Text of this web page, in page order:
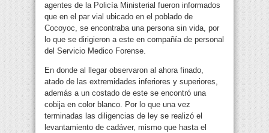
agentes de la Policía Ministerial fueron informados
que en el par vial ubicado en el poblado de
Cocoyoc, se encontraba una persona sin vida, por
lo que se dirigieron a este en compañía de personal
del Servicio Medico Forense.
En donde al llegar observaron al ahora finado,
atado de las extremidades inferiores y superiores,
además a un costado de este se encontró una
cobija en color blanco. Por lo que una vez
terminadas las diligencias de ley se realizó el
levantamiento de cadáver, mismo que hasta el